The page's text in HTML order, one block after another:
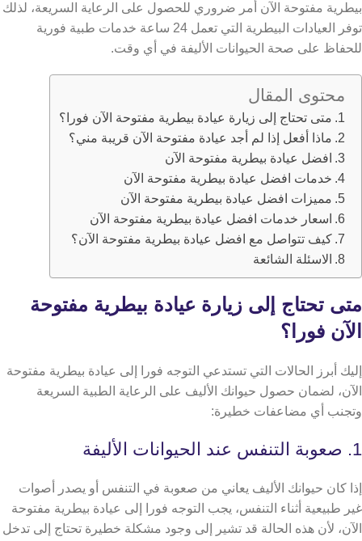
بيطرية مفتوحة الآن أمر ضروري للحصول على الرعاية السريعة، لذلك
توفر العيادات البيطرية التي تعمل 24 ساعة خدمات طبية فورية
للحفاظ على صحة الحيوانات الأليفة في أي وقت.
محتوى المقال
متى تحتاج إلى زيارة عيادة بيطرية مفتوحة الآن فورا؟
ماذا أفعل إذا لم أجد عيادة مفتوحة الآن قريبة مني؟
افضل عيادة بيطرية مفتوحة الآن
خدمات افضل عيادة بيطرية مفتوحة الآن
مميزات افضل عيادة بيطرية مفتوحة الآن
اسعار خدمات افضل عيادة بيطرية مفتوحة الآن
كيف تتواصل مع افضل عيادة بيطرية مفتوحة الآن؟
الاسئلة الشائعة
متى تحتاج إلى زيارة عيادة بيطرية مفتوحة
الآن فورا؟
إليك أبرز الحالات التي تستدعي التوجه فورا إلى عيادة بيطرية مفتوحة
الآن، لضمان حصول حيوانك الأليف على الرعاية الطبية السريعة
وتجنب أي مضاعفات خطيرة:
1. صعوبة التنفس عند الحيوانات الأليفة
إذا كان حيوانك الأليف يعاني من صعوبة في التنفس أو يصدر أصوات
غير طبيعية أثناء التنفس، يجب التوجه فورا إلى عيادة بيطرية مفتوحة
الآن، لأن هذه الحالة قد تشير إلى وجود مشكلة خطيرة تحتاج إلى تدخل